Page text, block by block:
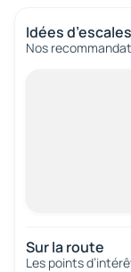
Idées d’escales
Nos
Sur la route
Les points